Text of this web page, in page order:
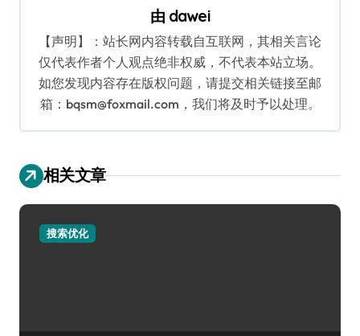
由 dawei
【声明】：站长网内容转载自互联网，其相关言论
仅代表作者个人观点绝非权威，不代表本站立场。
如您发现内容存在版权问题，请提交相关链接至邮
箱：bqsm@foxmail.com，我们将及时予以处理。
相关文章
搜索优化